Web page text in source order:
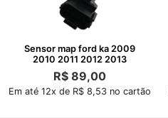
Sensor map ford ka 2009
2010 2011 2012 2013
R$ 89,00
Em até 12x de R$ 8,53 no cartão